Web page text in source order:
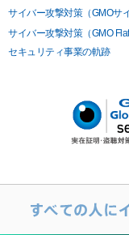
サイバー攻撃対策（GMOサ
サイバー攻撃対策（GMO
セキュリティ事業の軌跡